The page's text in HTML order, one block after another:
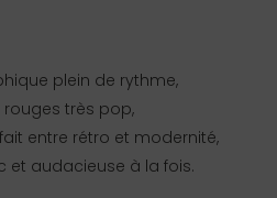
plein de rythme,
très pop,
entre rétro et modernité,
et audacieuse à la fois.